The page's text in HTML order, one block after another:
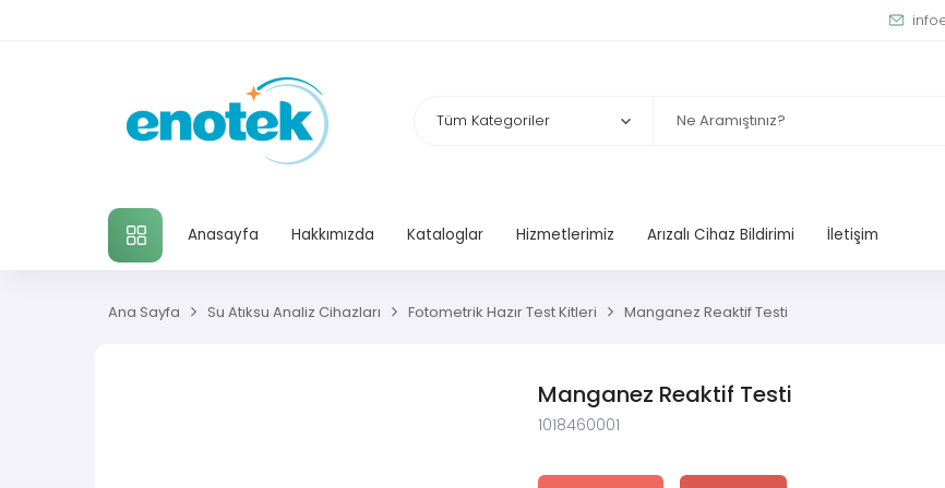
TÜM KATEGORILER
Anasayfa Hakkımızda Kataloglar Hizmetlerimiz Arızalı Cihaz Bildirimi İletişim
Ana Sayfa Su Atıksu Analiz Cihazları Fotometrik Hazır Test Kitleri Manganez Reaktif Testi
Manganez Reaktif Testi
1018460001